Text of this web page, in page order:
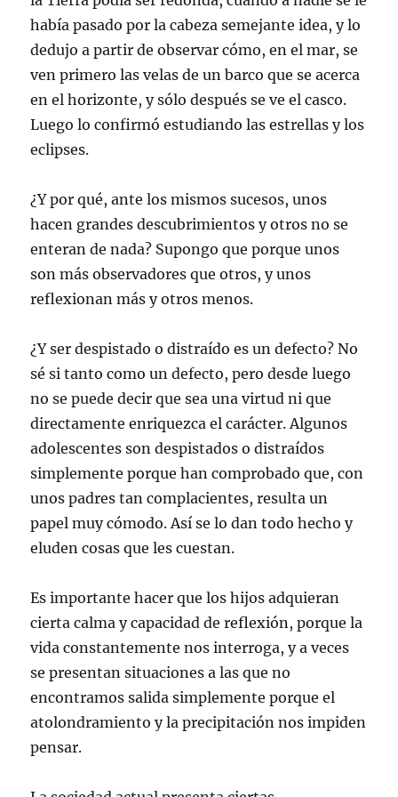
había pasado por la cabeza semejante idea, y lo
dedujo a partir de observar cómo, en el mar, se
ven primero las velas de un barco que se acerca
en el horizonte, y sólo después se ve el casco.
Luego lo confirmó estudiando las estrellas y los
eclipses.
¿Y por qué, ante los mismos sucesos, unos
hacen grandes descubrimientos y otros no se
enteran de nada? Supongo que porque unos
son más observadores que otros, y unos
reflexionan más y otros menos.
¿Y ser despistado o distraído es un defecto? No
sé si tanto como un defecto, pero desde luego
no se puede decir que sea una virtud ni que
directamente enriquezca el carácter. Algunos
adolescentes son despistados o distraídos
simplemente porque han comprobado que, con
unos padres tan complacientes, resulta un
papel muy cómodo. Así se lo dan todo hecho y
eluden cosas que les cuestan.
Es importante hacer que los hijos adquieran
cierta calma y capacidad de reflexión, porque la
vida constantemente nos interroga, y a veces
se presentan situaciones a las que no
encontramos salida simplemente porque el
atolondramiento y la precipitación nos impiden
pensar.